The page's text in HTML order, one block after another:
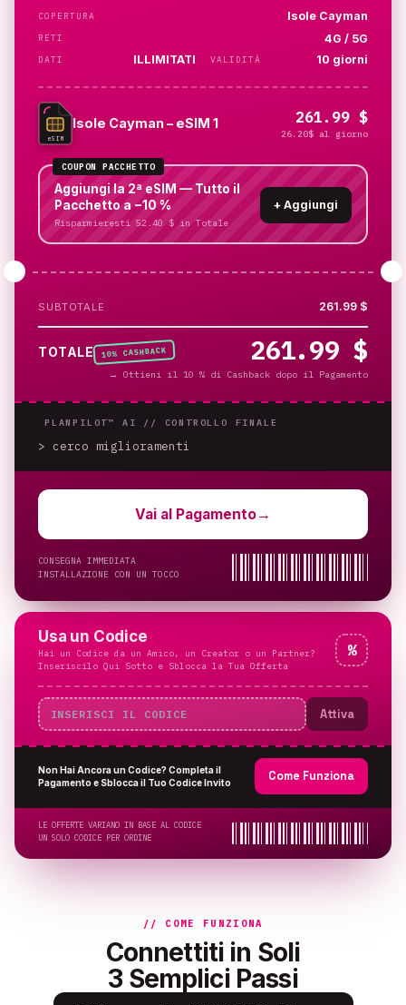
COPERTURA Isole Cayman
RETI 4G / 5G
DATI ILLIMITATI VALIDITÀ 10 giorni
eSIM
Isole Cayman – eSIM 1 261.99 $
26.20$ al giorno
COUPON PACCHETTO
Aggiungi la 2ª eSIM — Tutto il
Pacchetto a −10 %
Risparmieresti 52.40 $ in Totale
+ Aggiungi
SUBTOTALE 261.99 $
TOTALE 10% CASHBACK 261.99 $
→ Ottieni il 10 % di Cashback dopo il Pagamento
PLANPILOT™ AI // CONTROLLO FINALE
> cerco miglioramenti
Vai al Pagamento→
CONSEGNA IMMEDIATA
INSTALLAZIONE CON UN TOCCO
Usa un Codice
Hai un Codice da un Amico, un Creator o un Partner?
Inseriscilo Qui Sotto e Sblocca la Tua Offerta
%
Attiva
Non Hai Ancora un Codice? Completa il
Pagamento e Sblocca il Tuo Codice Invito
Come Funziona
LE OFFERTE VARIANO IN BASE AL CODICE
UN SOLO CODICE PER ORDINE
// COME FUNZIONA
Connettiti in Soli
3 Semplici Passi